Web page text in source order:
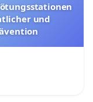
und